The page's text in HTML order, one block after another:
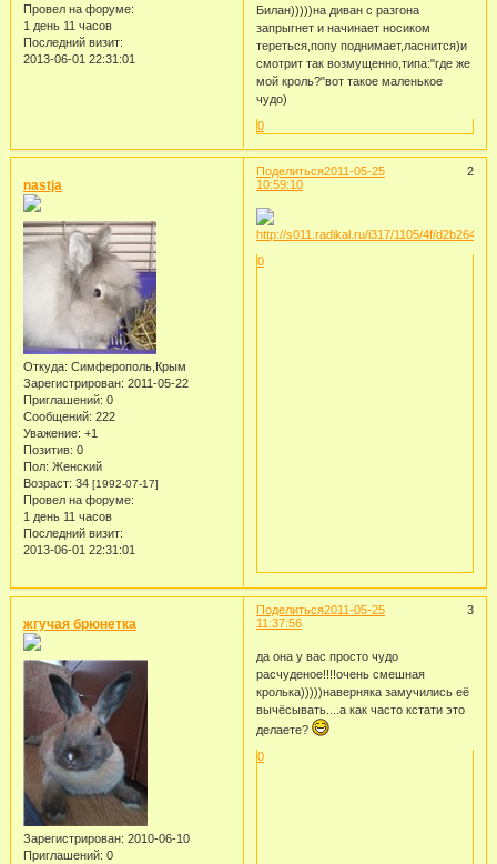
Провел на форуме:
1 день 11 часов
Последний визит:
2013-06-01 22:31:01
Билан)))))на диван с разгона
запрыгнет и начинает носиком
тереться,попу поднимает,ласнится)и
смотрит так возмущенно,типа:"где же
мой кроль?"вот такое маленькое
чудо)
0
Поделиться 2
2011-05-25
10:59:10
nastja
Откуда: Симферополь,Крым
Зарегистрирован: 2011-05-22
Приглашений: 0
Сообщений: 222
Уважение: +1
Позитив: 0
Пол: Женский
Возраст: 34 [1992-07-17]
Провел на форуме:
1 день 11 часов
Последний визит:
2013-06-01 22:31:01
0
Поделиться 3
2011-05-25
11:37:56
жгучая брюнетка
Зарегистрирован: 2010-06-10
Приглашений: 0
да она у вас просто чудо
расчуденое!!!!очень смешная
кролька)))))наверняка замучились её
вычёсывать....а как часто кстати это
делаете?
0